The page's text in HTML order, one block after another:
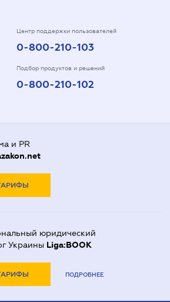
Центр поддержки пользователей
0-800-210-103
Подбор продуктов и решений
0-800-210-102
и PR
юридический
Украины Liga:BOOK
ПОДРОБНЕЕ